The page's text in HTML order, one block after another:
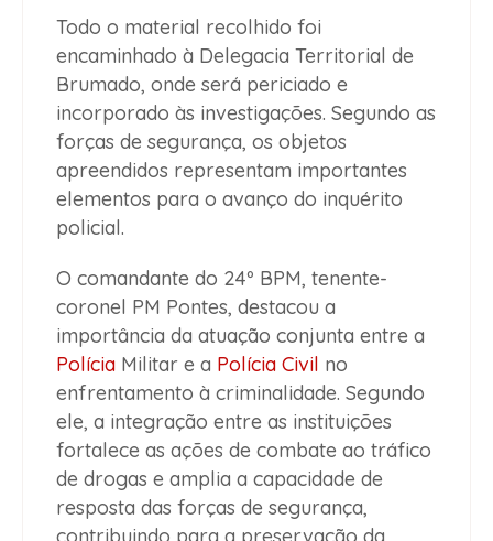
Todo o material recolhido foi
encaminhado à Delegacia Territorial de
Brumado, onde será periciado e
incorporado às investigações. Segundo as
forças de segurança, os objetos
apreendidos representam importantes
elementos para o avanço do inquérito
policial.
O comandante do 24º BPM, tenente-
coronel PM Pontes, destacou a
importância da atuação conjunta entre a
Polícia Militar e a Polícia Civil no
enfrentamento à criminalidade. Segundo
ele, a integração entre as instituições
fortalece as ações de combate ao tráfico
de drogas e amplia a capacidade de
resposta das forças de segurança,